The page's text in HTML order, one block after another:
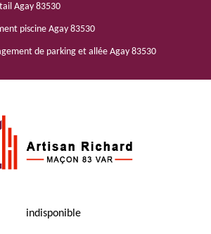
Agay 83530
piscine Agay 83530
de parking et allée Agay 83530
indisponible